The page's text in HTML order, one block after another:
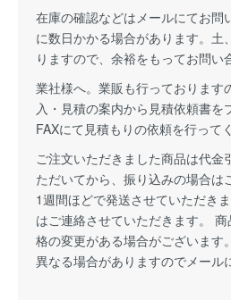
在庫の確認などはメールにてお問
に数日かかる場合があります。土
りますので、余裕をもってお問い
業社様へ。業販も行っております
入・見積の案内から見積依頼書を
FAXにて見積もりの依頼を行って
ご注文いただきました商品は代金
ただいてから、振り込みの場合は
1週間ほどで発送させていただき
はご連絡させていただきます。
格の変更がある場合がございます
異なる場合がありますのでメール